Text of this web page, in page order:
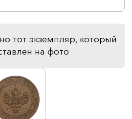
тот экземпляр, который
на фото